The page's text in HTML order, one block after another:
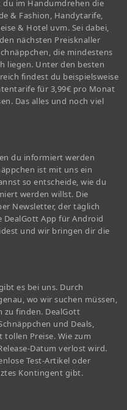
du im Handumdrehen die
& Fashion, Handytarife,
& Hotel uvm. Sei dabei,
nächsten Preisknaller
die mindestens
liegen. Unter den besten
findest du beispielsweise
für 3,99€ pro Monat
Das alles und noch viel
du informiert werden
ist mit uns ein
so entscheide, wie du
werden willst. Die
Newsletter, der täglich
App für Android
und wir bringen dir die
es bei uns. Durch
wo wir suchen müssen,
zu finden. DealGott
und Deals,
tollen Preise. Wie zum
Datum verlost wird.
Test-Artikel oder
Kontingent gibt.